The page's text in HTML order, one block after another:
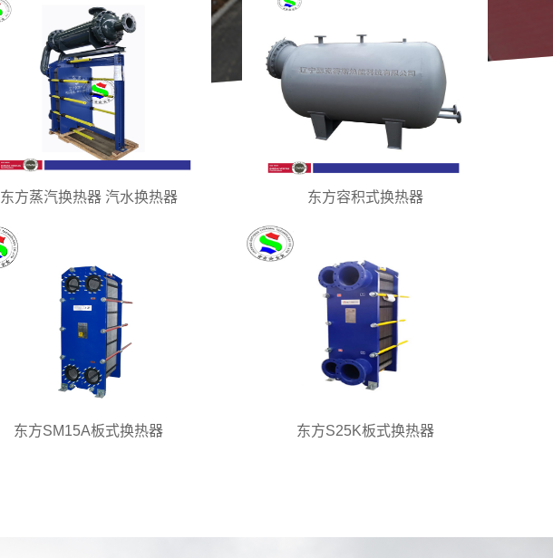
东方蒸汽换热器 汽水换热器 东方容积式换热器
东方SM15A板式换热器 东方S25K板式换热器